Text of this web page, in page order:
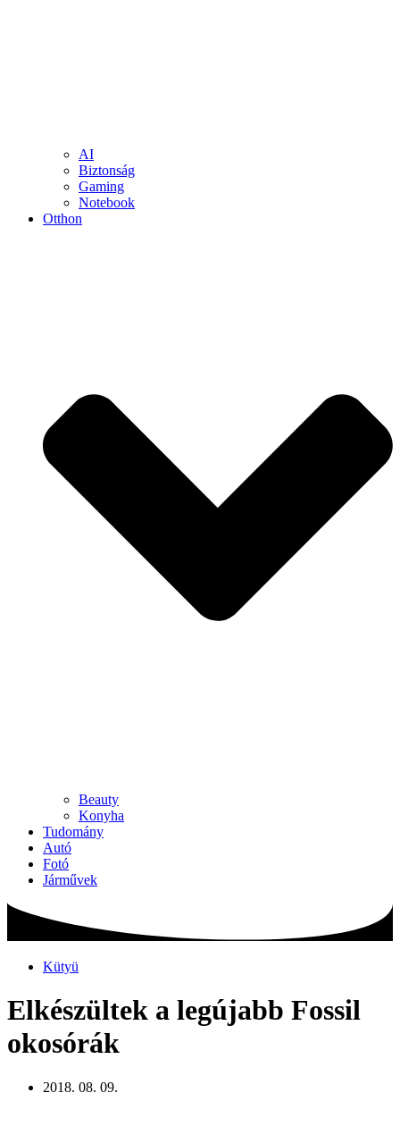
AI
Biztonság
Gaming
Notebook
Otthon
Beauty
Konyha
Tudomány
Autó
Fotó
Járművek
Kütyü
Elkészültek a legújabb Fossil
okosórák
2018. 08. 09.